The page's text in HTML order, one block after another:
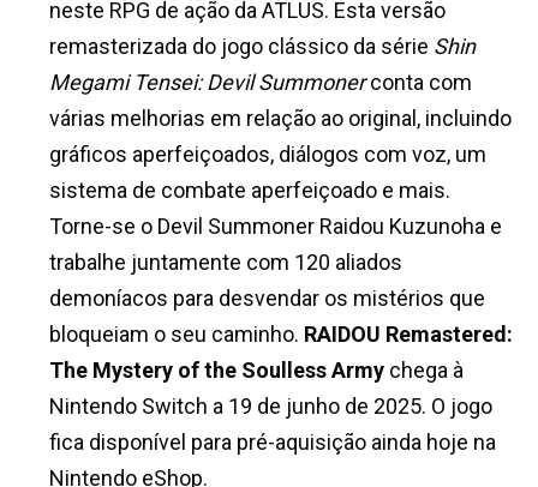
neste RPG de ação da ATLUS. Esta versão
remasterizada do jogo clássico da série Shin
Megami Tensei: Devil Summonerconta com
várias melhorias em relação ao original, incluindo
gráficos aperfeiçoados, diálogos com voz, um
sistema de combate aperfeiçoado e mais.
Torne-se o Devil Summoner Raidou Kuzunoha e
trabalhe juntamente com 120 aliados
demoníacos para desvendar os mistérios que
bloqueiam o seu caminho. RAIDOU Remastered:
The Mystery of the Soulless Army chega à
Nintendo Switch a 19 de junho de 2025. O jogo
fica disponível para pré-aquisição ainda hoje na
Nintendo eShop.